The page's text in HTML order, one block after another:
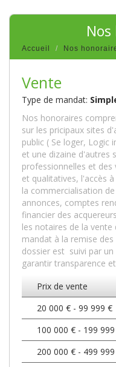
Accueil Nos
Vente
Type de mandat:
Nos honoraires
sur les pricipaux sites
public ( Se loger, Logic
et une dizaine d'autres
professionnelles et des
et qualitatives, l'accès
la commercialisation
annonces, comptes
financier des
les notaires de la
mandat à la remise
dossier est suivi par
garantir transparence
Prix de vente
20 000 € - 99 999 €
100 000 € - 199
200 000 € - 499